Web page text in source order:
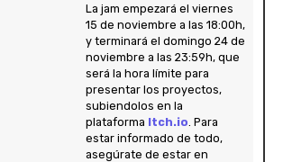
La jam empezará el viernes
15 de noviembre a las 18:00h,
y terminará el domingo 24 de
noviembre a las 23:59h, que
será la hora límite para
presentar los proyectos,
subiendolos en la
plataforma Itch.io . Para
estar informado de todo,
asegúrate de estar en